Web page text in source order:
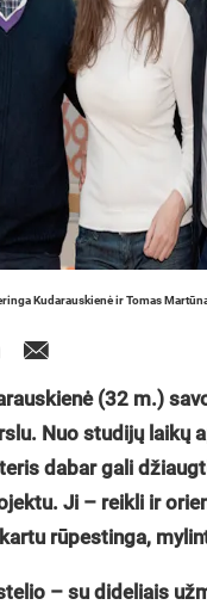
Kudarauskienė ir Tomas
(32 m.)
Nuo studijų laikų
dabar gali
Ji – reikli ir
rūpestinga,
– su dideliais